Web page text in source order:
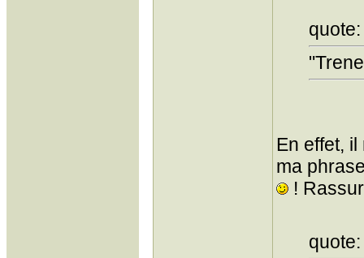
quote:
En effet,
ma
!
quote: